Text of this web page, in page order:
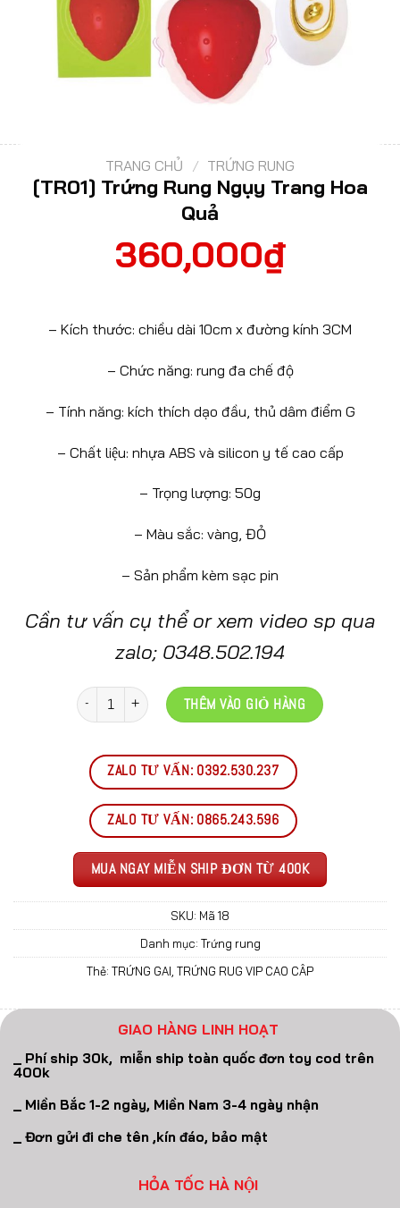
TRANG CHỦ / TRỨNG RUNG
[TR01] Trứng Rung Ngụy Trang Hoa
Quả
360,000₫
– Kích thước: chiều dài 10cm x đường kính 3CM
– Chức năng: rung đa chế độ
– Tính năng: kích thích dạo đầu, thủ dâm điểm G
– Chất liệu: nhựa ABS và silicon y tế cao cấp
– Trọng lượng: 50g
– Màu sắc: vàng, ĐỎ
– Sản phẩm kèm sạc pin
Cần tư vấn cụ thể or xem video sp qua
zalo; 0348.502.194
Số lượng THÊM VÀO GIỎ HÀNG
ZALO TƯ VẤN: 0392.530.237
ZALO TƯ VẤN: 0865.243.596
MUA NGAY MIỄN SHIP ĐƠN TỪ 400K
SKU: Mã 18
Danh mục: Trứng rung
Thẻ: TRỨNG GAI TRỨNG RUG VIP CAO CÂP
GIAO HÀNG LINH HOẠT
_ Phí ship 30k, miễn ship toàn quốc đơn toy cod trên
400k
_ Miền Bắc 1-2 ngày, Miền Nam 3-4 ngày nhận
_ Đơn gửi đi che tên ,kín đáo, bảo mật
HỎA TỐC HÀ NỘI